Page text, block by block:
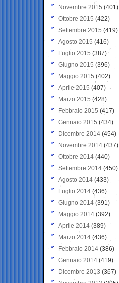
Novembre 2015 (401)
Ottobre 2015 (422)
Settembre 2015 (419)
Agosto 2015 (416)
Luglio 2015 (387)
Giugno 2015 (396)
Maggio 2015 (402)
Aprile 2015 (407)
Marzo 2015 (428)
Febbraio 2015 (417)
Gennaio 2015 (434)
Dicembre 2014 (454)
Novembre 2014 (437)
Ottobre 2014 (440)
Settembre 2014 (450)
Agosto 2014 (433)
Luglio 2014 (436)
Giugno 2014 (391)
Maggio 2014 (392)
Aprile 2014 (389)
Marzo 2014 (436)
Febbraio 2014 (386)
Gennaio 2014 (419)
Dicembre 2013 (367)